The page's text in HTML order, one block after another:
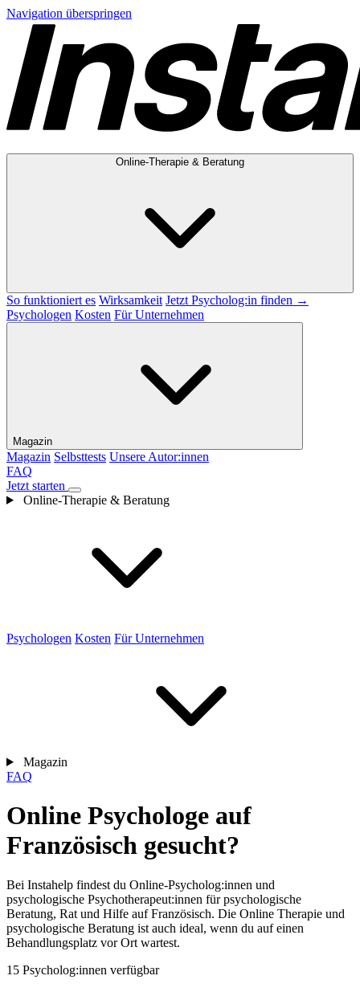
Navigation überspringen
Online-Therapie & Beratung
So funktioniert es Wirksamkeit Jetzt Psycholog:in finden →
Psychologen Kosten Für Unternehmen
Magazin
Magazin Selbsttests Unsere Autor:innen
FAQ
Jetzt starten
Online-Therapie & Beratung
Psychologen Kosten Für Unternehmen
Magazin
FAQ
Online Psychologe auf
Französisch gesucht?
Bei Instahelp findest du Online-Psycholog:innen und
psychologische Psychotherapeut:innen für psychologische
Beratung, Rat und Hilfe auf Französisch. Die Online Therapie und
psychologische Beratung ist auch ideal, wenn du auf einen
Behandlungsplatz vor Ort wartest.
15 Psycholog:innen verfügbar